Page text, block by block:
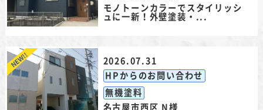
モノトーンカラーでスタイリッシ
ュに一新！外壁塗装・...
2026.07.31
HPからのお問い合わせ
無機塗料
名古屋市西区 N様